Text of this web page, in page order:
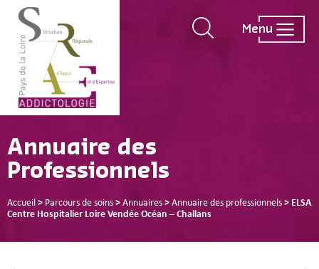
Menu
Annuaire des
Professionnels
Accueil > Parcours de soins > Annuaires > Annuaire des professionnels > ELSA
Centre Hospitalier Loire Vendée Océan – Challans